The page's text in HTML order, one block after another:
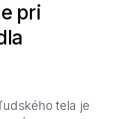
pri
tela je